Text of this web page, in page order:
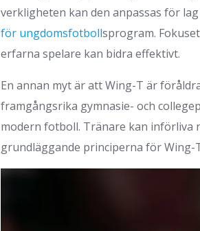
verkligheten kan den anpassas för
för ungdomsfotbollsprogram.
erfarna spelare kan bidra effektivt.
En annan myt är att Wing-T är
framgångsrika gymnasie- och
modern fotboll. Tränare kan införliva
grundläggande principerna för Wing-